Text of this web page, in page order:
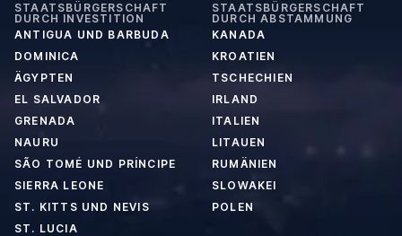
STAATSBÜRGERSCHAFT
DURCH INVESTITION
ANTIGUA UND BARBUDA
DOMINICA
ÄGYPTEN
EL SALVADOR
GRENADA
NAURU
SÃO TOMÉ UND PRÍNCIPE
SIERRA LEONE
ST. KITTS UND NEVIS
ST. LUCIA
STAATSBÜRGERSCHAFT
DURCH ABSTAMMUNG
KANADA
KROATIEN
TSCHECHIEN
IRLAND
ITALIEN
LITAUEN
RUMÄNIEN
SLOWAKEI
POLEN